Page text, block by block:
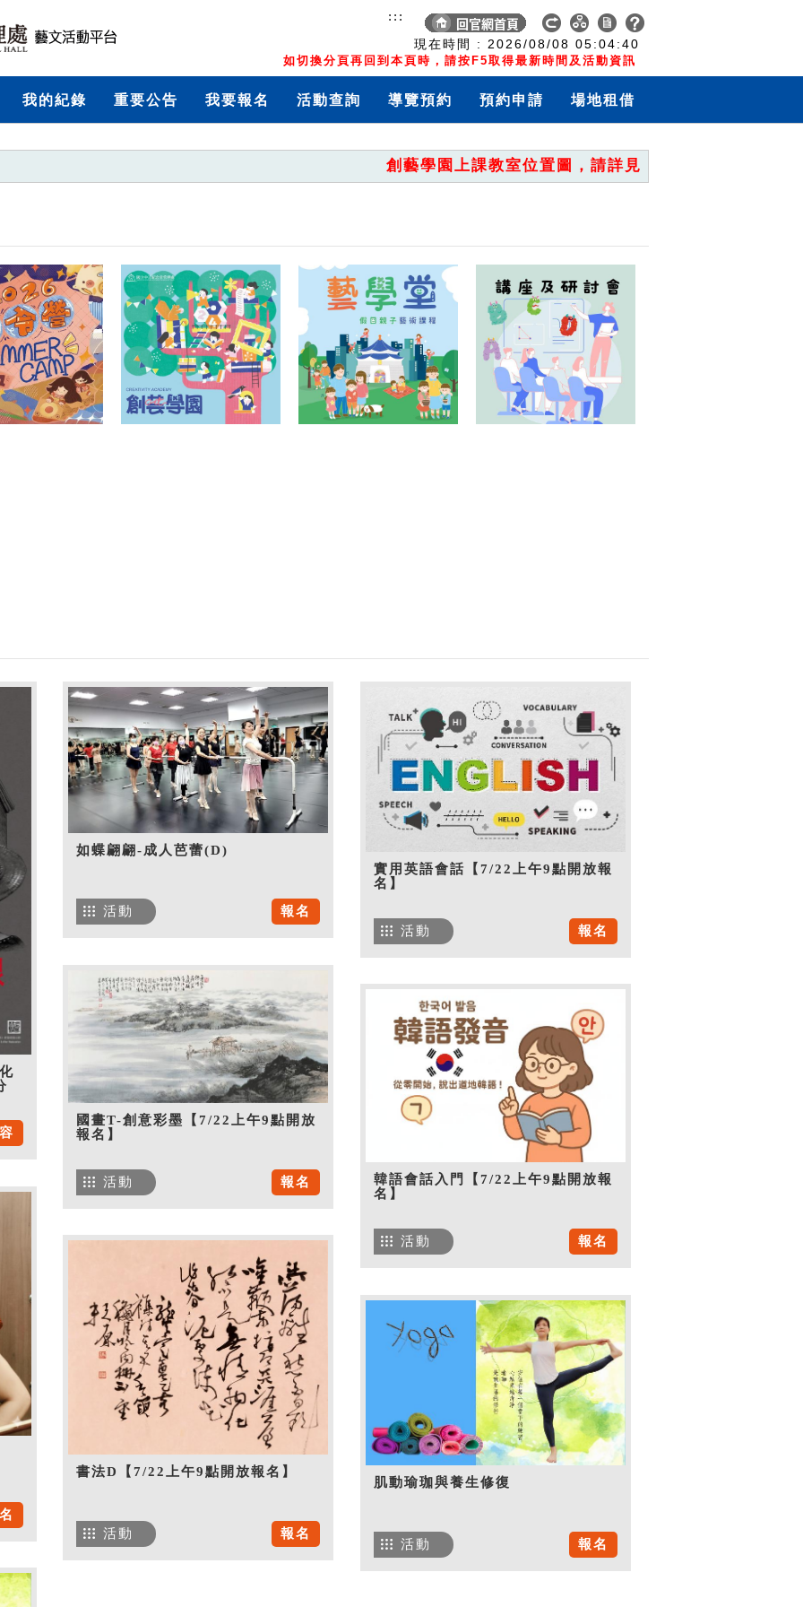
現在時間 : 2026/08/08 05:04:40
如切換分頁再回到本頁時，請按F5取得最新時間及活動資訊
:::
我的紀錄 重要公告 我要報名 活動查詢 導覽預約 預約申請 場地租借
創藝學園上課教室位置圖，請詳見「重要公告」。
如蝶翩翩-成人芭蕾(D)
報名
活動
實用英語會話【7/22上午9點開放報
名】
報名
活動
國畫T-創意彩墨【7/22上午9點開放
報名】
報名
活動
韓語會話入門【7/22上午9點開放報
名】
報名
活動
書法D【7/22上午9點開放報名】
報名
活動
肌動瑜珈與養生修復
報名
活動